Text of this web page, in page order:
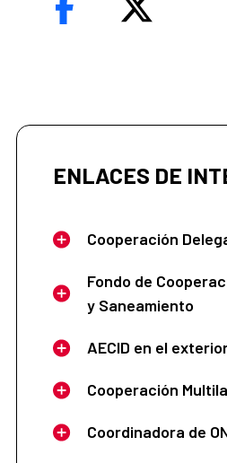
ENLACES DE
Cooperación
Fondo de
y Saneamiento
AECID en el
Cooperación
Coordinadora de